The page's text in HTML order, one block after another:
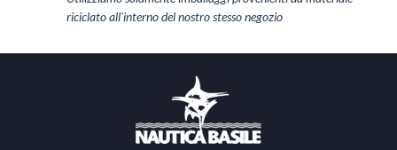
riciclato all'interno del nostro stesso negozio